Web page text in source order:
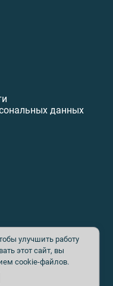
данных
материалов
разрешения. При
Редакция не
материалов. Все
сертификаты и
письменного согласия
улучшить работу
этот сайт, вы
cookie-файлов.